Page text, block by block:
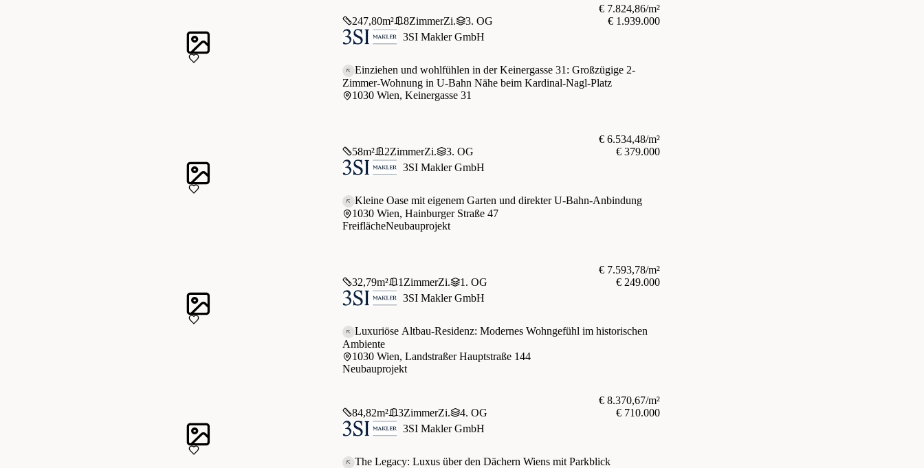
247,80m² 8ZimmerZi. 3. OG
€ 7.824,86/m²
€ 1.939.000
Einziehen und wohlfühlen in der Keinergasse 31: Großzügige 2-
Zimmer-Wohnung in U-Bahn Nähe beim Kardinal-Nagl-Platz
1030 Wien, Keinergasse 31
58m² 2ZimmerZi. 3. OG
€ 6.534,48/m²
€ 379.000
3SI Makler GmbH
Kleine Oase mit eigenem Garten und direkter U-Bahn-Anbindung
1030 Wien, Hainburger Straße 47
FreiflächeNeubauprojekt
32,79m² 1 ZimmerZi. 1. OG
€ 7.593,78/m²
€ 249.000
3SI Makler GmbH
Luxuriöse Altbau-Residenz: Modernes Wohngefühl im historischen
Ambiente
1030 Wien, Landstraßer Hauptstraße 144
Neubauprojekt
84,82m² 3ZimmerZi. 4. OG
€ 8.370,67/m²
€ 710.000
3SI Makler GmbH
The Legacy: Luxus über den Dächern Wiens mit Parkblick
3SI Makler GmbH